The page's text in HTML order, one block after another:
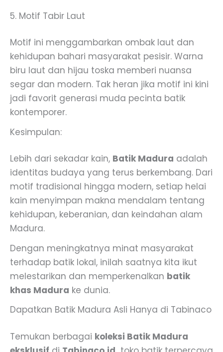
5. Motif Tabir Laut
Motif ini menggambarkan ombak laut dan
kehidupan bahari masyarakat pesisir. Warna
biru laut dan hijau toska memberi nuansa
segar dan modern. Tak heran jika motif ini kini
jadi favorit generasi muda pecinta batik
kontemporer.
Kesimpulan:
Lebih dari sekadar kain, Batik Madura adalah
identitas budaya yang terus berkembang. Dari
motif tradisional hingga modern, setiap helai
kain menyimpan makna mendalam tentang
kehidupan, keberanian, dan keindahan alam
Madura.
Dengan meningkatnya minat masyarakat
terhadap batik lokal, inilah saatnya kita ikut
melestarikan dan memperkenalkan batik
khas Madura ke dunia.
Dapatkan Batik Madura Asli Hanya di Tabinaco
Temukan berbagai koleksi Batik Madura